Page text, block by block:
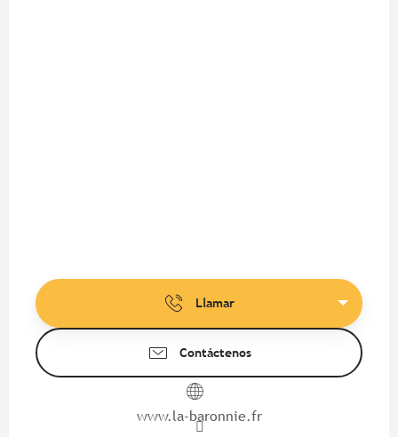
Llamar
Contáctenos
www.la-baronnie.fr